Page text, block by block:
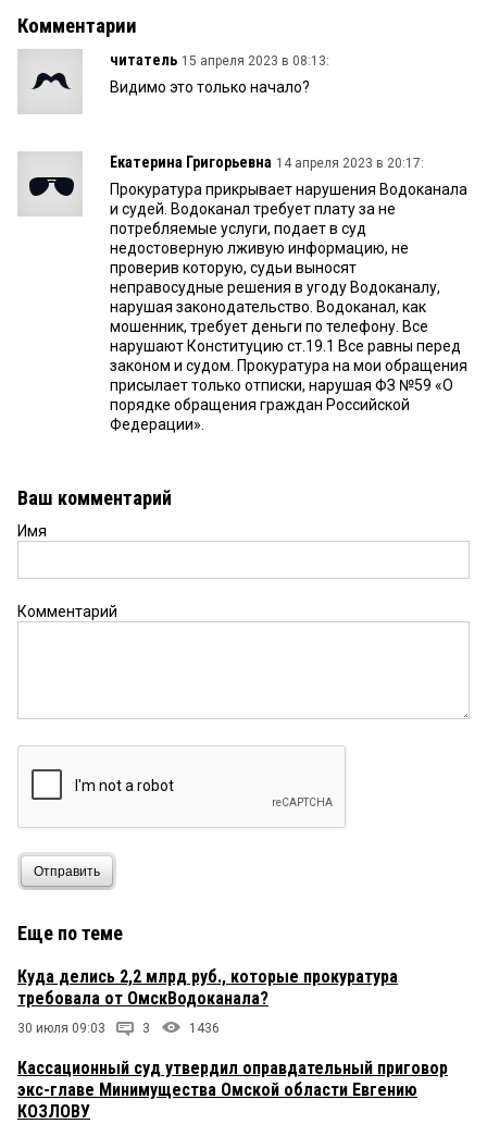
Комментарии
читатель 15 апреля 2023 в 08:13:
Видимо это только начало?
Екатерина Григорьевна 14 апреля 2023 в 20:17:
Прокуратура прикрывает нарушения Водоканала
и судей. Водоканал требует плату за не
потребляемые услуги, подает в суд
недостоверную лживую информацию, не
проверив которую, судьи выносят
неправосудные решения в угоду Водоканалу,
нарушая законодательство. Водоканал, как
мошенник, требует деньги по телефону. Все
нарушают Конституцию ст.19.1 Все равны перед
законом и судом. Прокуратура на мои обращения
присылает только отписки, нарушая ФЗ №59 «О
порядке обращения граждан Российской
Федерации».
Ваш комментарий
Имя
Комментарий
Отправить
Еще по теме
Куда делись 2,2 млрд руб., которые прокуратура
требовала от ОмскВодоканала?
30 июля 09:03 3 1436
Кассационный суд утвердил оправдательный приговор
экс-главе Минимущества Омской области Евгению
КОЗЛОВУ